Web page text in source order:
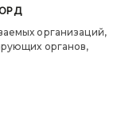
организаций,
органов,